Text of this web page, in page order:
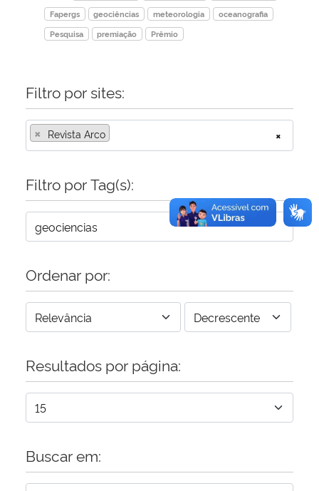
Advocacia-Geral da União
Fapergs
geociências meteorologia
oceanografia
Pesquisa
premiação Prêmio
Filtro por sites:
×
× Revista Arco
Filtro por Tag(s):
Ordenar por:
Resultados por página:
Buscar em: